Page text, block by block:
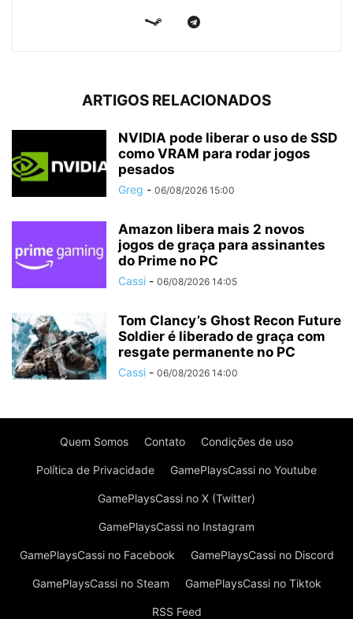
ARTIGOS RELACIONADOS
NVIDIA pode liberar o uso de SSD
como VRAM para rodar jogos
pesados
Greg - 06/08/2026 15:00
Amazon libera mais 2 novos
jogos de graça para assinantes
do Prime no PC
Cassi - 06/08/2026 14:05
Tom Clancy’s Ghost Recon Future
Soldier é liberado de graça com
resgate permanente no PC
Cassi - 06/08/2026 14:00
Quem Somos Contato Condições de uso
Política de Privacidade GamePlaysCassi no Youtube
GamePlaysCassi no X (Twitter)
GamePlaysCassi no Instagram
GamePlaysCassi no Facebook GamePlaysCassi no Discord
GamePlaysCassi no Steam GamePlaysCassi no Tiktok
RSS Feed